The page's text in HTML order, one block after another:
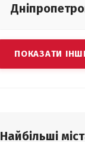
ПОКАЗАТИ
Найбільші